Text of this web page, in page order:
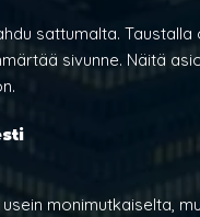
sattumalta.
sivunne. Näitä
usein monimutkaiselta,